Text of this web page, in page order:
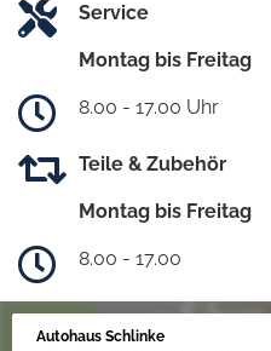
Service
Montag bis Freitag
8.00 - 17.00 Uhr
Teile & Zubehör
Montag bis Freitag
8.00 - 17.00
Autohaus Schlinke